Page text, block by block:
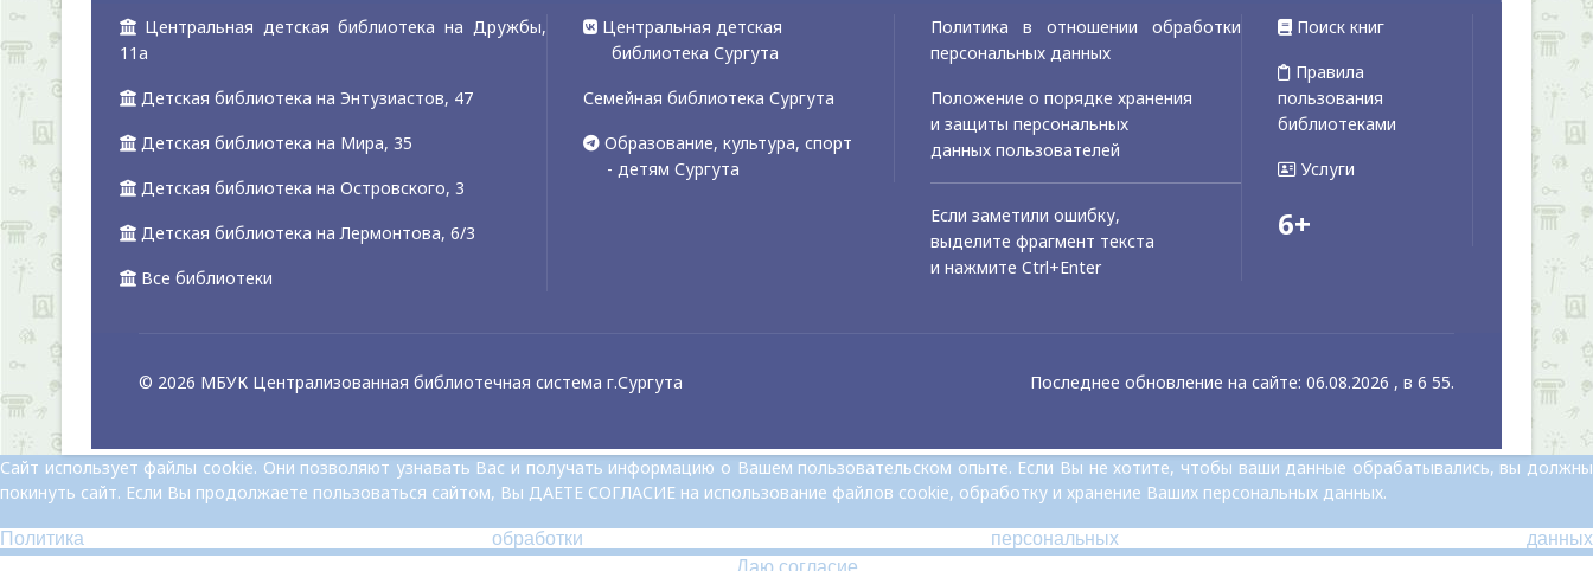
Центральная детская библиотека на Дружбы,
11а
Детская библиотека на Энтузиастов, 47
Детская библиотека на Мира, 35
Детская библиотека на Островского, 3
Детская библиотека на Лермонтова, 6/3
Все библиотеки
Центральная детская
библиотека Сургута
Семейная библиотека Сургута
Образование, культура, спорт
- детям Сургута
Политика в отношении обработки
персональных данных
Положение о порядке хранения
и защиты персональных
данных пользователей
Если заметили ошибку,
выделите фрагмент текста
и нажмите Ctrl+Enter
Поиск книг
Правила
пользования
библиотеками
Услуги
6+
© 2026 МБУК Централизованная библиотечная система г.Сургута Последнее обновление на сайте: 06.08.2026 , в 6 55.
Сайт использует файлы cookie. Они позволяют узнавать Вас и получать информацию о Вашем пользовательском опыте. Если Вы не хотите, чтобы ваши данные обрабатывались, вы должны
покинуть сайт. Если Вы продолжаете пользоваться сайтом, Вы ДАЕТЕ СОГЛАСИЕ на использование файлов cookie, обработку и хранение Ваших персональных данных.
Политика обработки персональных данных
Даю согласие